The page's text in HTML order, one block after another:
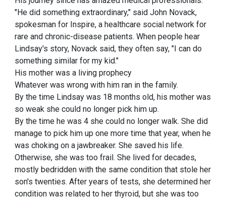
"He did something extraordinary," said John Novack,
spokesman for Inspire, a healthcare social network for
rare and chronic-disease patients. When people hear
Lindsay's story, Novack said, they often say, "I can do
something similar for my kid."
His mother was a living prophecy
Whatever was wrong with him ran in the family.
By the time Lindsay was 18 months old, his mother was
so weak she could no longer pick him up.
By the time he was 4 she could no longer walk. She did
manage to pick him up one more time that year, when he
was choking on a jawbreaker. She saved his life.
Otherwise, she was too frail. She lived for decades,
mostly bedridden with the same condition that stole her
son's twenties. After years of tests, she determined her
condition was related to her thyroid, but she was too